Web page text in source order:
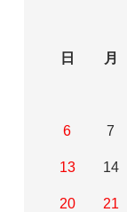
日
月
6 7
13 14
20 21